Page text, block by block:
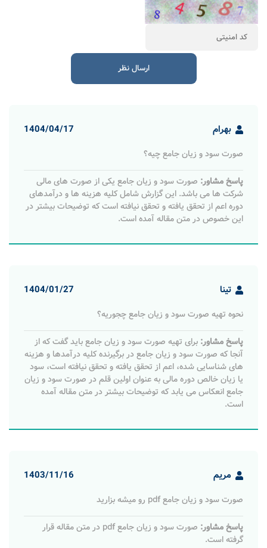
بهرام 1404/04/17
صورت سود و زیان جامع چیه؟
پاسخ مشاور: صورت سود و زیان جامع یکی از صورت های مالی
شرکت ها می باشد. این گزارش شامل کلیه هزینه ها و درآمدهای
دوره اعم از تحقق یافته و تحقق نیافته است که توضیحات بیشتر در
این خصوص در متن مقاله آمده است.
تینا 1404/01/27
نحوه تهیه صورت سود و زیان جامع چجوریه؟
پاسخ مشاور: برای تهیه صورت سود و زیان جامع باید گفت که ﺍﺯ
ﺁﻧﺠﺎ ﻛﻪ ﺻﻮﺭﺕ ﺳﻮﺩ ﻭ ﺯﻳﺎﻥ ﺟﺎﻣﻊ ﺩﺭ ﺑﺮﮔﻴﺮﻧﺪﻩ ﻛﻠﻴﻪ ﺩﺭﺁﻣﺪﻫﺎ ﻭ ﻫﺰﻳﻨﻪ
ﻫﺎی ﺷﻨﺎﺳﺎیی ﺷﺪﻩ، ﺍﻋﻢ ﺍﺯ ﺗﺤﻘﻖ ﻳﺎﻓﺘﻪ ﻭ ﺗﺤﻘﻖ ﻧﻴﺎﻓﺘﻪ ﺍﺳﺖ، ﺳﻮﺩ
ﻳﺎ ﺯﻳﺎﻥ ﺧﺎﻟﺺ ﺩﻭﺭﻩ ﻣﺎلی ﺑﻪ ﻋﻨﻮﺍﻥ ﺍﻭﻟﻴﻦ ﻗﻠﻢ ﺩﺭ ﺻﻮﺭﺕ ﺳﻮﺩ ﻭ ﺯﻳﺎﻥ
ﺟﺎﻣﻊ ﺍﻧﻌﻜﺎﺱ می ﻳﺎﺑﺪ که توضیحات بیشتر در متن مقاله آمده
است.
مریم 1403/11/16
صورت سود و زیان جامع pdf رو میشه بزارید
پاسخ مشاور:
صورت سود و زیان جامع pdf در متن مقاله قرار
گرفته است.